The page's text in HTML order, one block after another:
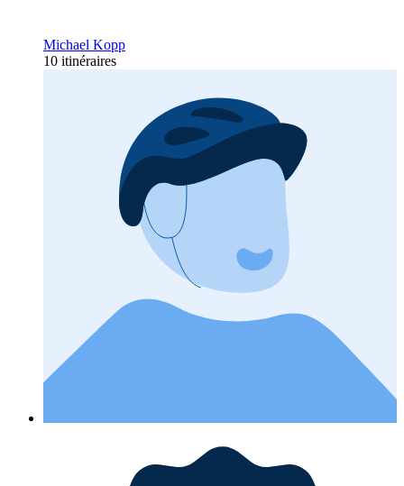
Michael Kopp
10 itinéraires